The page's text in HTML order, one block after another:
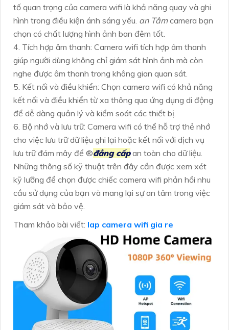
tố quan trọng của camera wifi là khả năng quay và ghi
hình trong điều kiện ánh sáng yếu. an Tâmcamera bạn
chọn có chất lượng hình ảnh ban đêm tốt.
4. Tích hợp âm thanh: Camera wifi tích hợp âm thanh
giúp người dùng không chỉ giám sát hình ảnh mà còn
nghe được âm thanh trong không gian quan sát.
5. Kết nối và điều khiển: Chọn camera wifi có khả năng
kết nối và điều khiển từ xa thông qua ứng dụng di động
để dễ dàng quản lý và kiểm soát các thiết bị.
6. Bộ nhớ và lưu trữ: Camera wifi có thể hỗ trợ thẻ nhớ
cho việc lưu trữ dữ liệu ghi lại hoặc kết nối với dịch vụ
lưu trữ đám mây để ®️đẳng cấpan toàn cho dữ liệu.
Những thông số kỹ thuật trên đây cần được xem xét
kỹ lưỡng để chọn được chiếc camera wifi phản hồi nhu
cầu sử dụng của bạn và mang lại sự an tâm trong việc
giám sát và bảo vệ.
Tham khảo bài viết: lap camera wifi gia re